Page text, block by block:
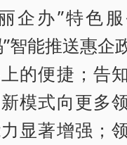
企办”特色
智能推送惠企
的便捷；告
模式向更多
显著增强；